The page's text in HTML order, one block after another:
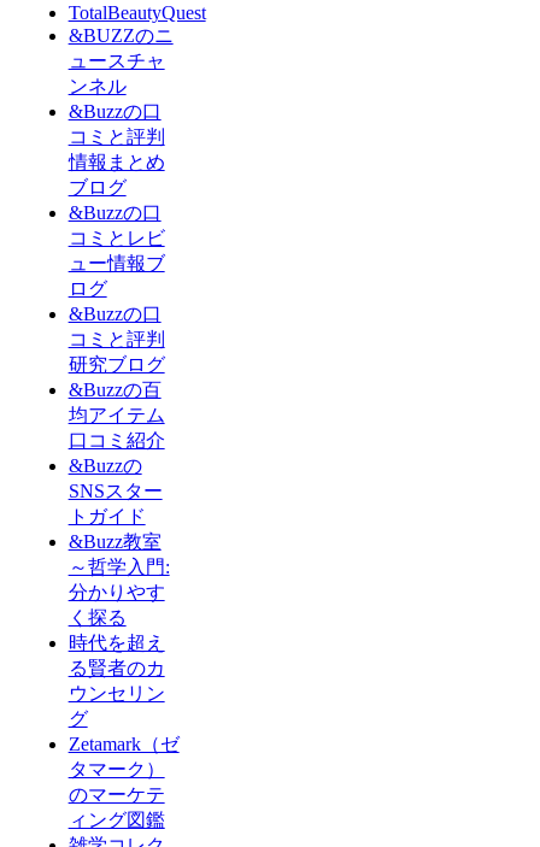
TotalBeautyQuest
&BUZZのニ
ュースチャ
ンネル
&Buzzの口
コミと評判
情報まとめ
ブログ
&Buzzの口
コミとレビ
ュー情報ブ
ログ
&Buzzの口
コミと評判
研究ブログ
&Buzzの百
均アイテム
口コミ紹介
&Buzzの
SNSスター
トガイド
&Buzz教室
～哲学入門:
分かりやす
く探る
時代を超え
る賢者のカ
ウンセリン
グ
Zetamark（ゼ
タマーク）
のマーケテ
ィング図鑑